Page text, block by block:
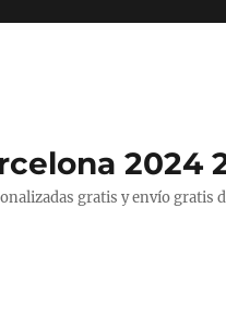
2024
gratis y envío gratis